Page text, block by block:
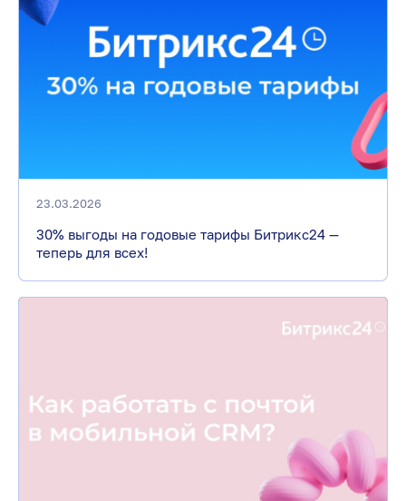
23.03.2026
30% выгоды на годовые тарифы Битрикс24 —
теперь для всех!